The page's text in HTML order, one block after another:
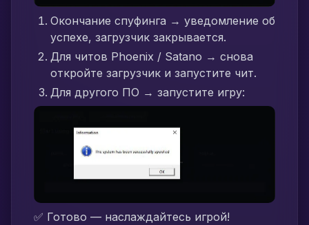
Окончание спуфинга → уведомление об
успехе, загрузчик закрывается.
Для читов Phoenix / Satano → снова
откройте загрузчик и запустите чит.
Для другого ПО → запустите игру:
✅ Готово — наслаждайтесь игрой!